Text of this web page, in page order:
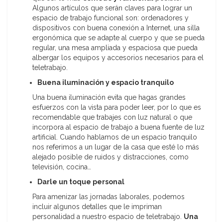
Algunos artículos que serán claves para lograr un
espacio de trabajo funcional son: ordenadores y
dispositivos con buena conexión a Internet, una silla
ergonómica que se adapte al cuerpo y que se pueda
regular, una mesa ampliada y espaciosa que pueda
albergar los equipos y accesorios necesarios para el
teletrabajo.
Buena iluminación y espacio tranquilo
Una buena iluminación evita que hagas grandes
esfuerzos con la vista para poder leer, por lo que es
recomendable que trabajes con luz natural o que
incorpora al espacio de trabajo a buena fuente de luz
artificial. Cuando hablamos de un espacio tranquilo
nos referimos a un lugar de la casa que esté lo más
alejado posible de ruidos y distracciones, como
televisión, cocina…
Darle un toque personal
Para amenizar las jornadas laborales, podemos
incluir algunos detalles que le impriman
personalidad a nuestro espacio de teletrabajo. Una